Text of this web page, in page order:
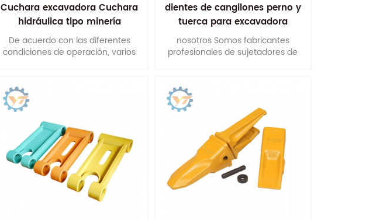
Cuchara excavadora Cuchara
hidráulica tipo minería
Cucharas reforzadas
De acuerdo con las diferentes
condiciones de operación, varios
de formas, materiales, grosor de
placas y características de tensión,
dientes de cangilones perno y
tuerca para excavadora
nosotros Somos fabricantes
profesionales de sujetadores de